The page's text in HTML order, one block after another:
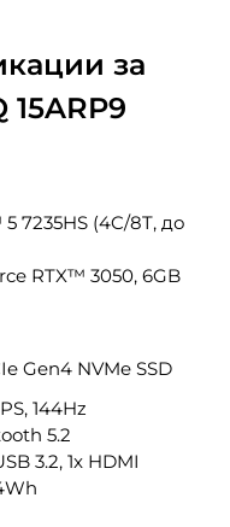
за
15ARP9
7235HS (4C/8T, до
RTX™ 3050, 6GB
Gen4 NVMe SSD
144Hz
5.2
3.2, 1x HDMI